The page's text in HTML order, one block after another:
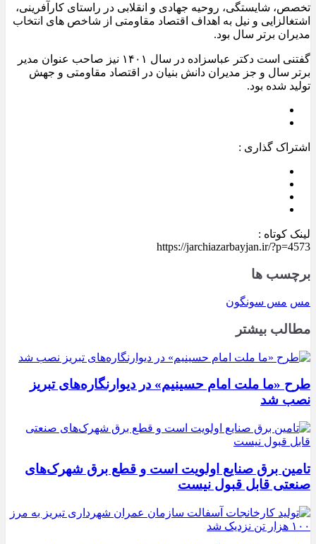
تخصص، شایستگی، روحیه جهادی و انقلابی در راستای کارآفرینی،
اشتغالزایی و نیل به اهداف اقتصاد مقاومتی از شاخص های انتخاب
مدیران برتر سال بود.
گفتنی است دکتر عباسزاده در سال ۱۴۰۱ نیز صاحب عنوان مدیر
برتر سال و جز مدیران دانش بنیان در اقتصاد مقاومتی و جهش
تولید شده بود.
اشتراک گذاری :
لینک کوتاه :
https://jarchiazarbayjan.ir/?p=4573
برچسب ها
مس مس سونگون
مطالب بیشتر
طرح «ما ملت امام حسینیم» در دیوارنگاره‌های تبریز
نصب شد
تامین برق صنایع اولویت است و قطع برق شهرک‌های
صنعتی قابل قبول نیست